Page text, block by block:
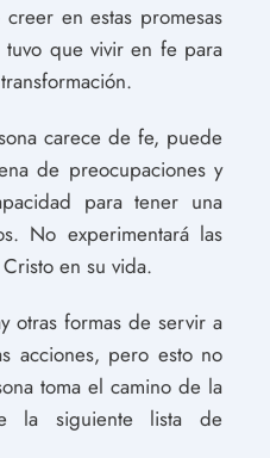
en estas promesas
que vivir en fe para
carece de fe, puede
de preocupaciones y
para tener una
No experimentará las
en su vida.
otras formas de servir a
acciones, pero esto no
toma el camino de la
la siguiente lista de